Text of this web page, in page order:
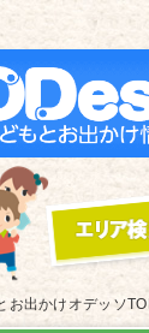
お出かけ オデッソ